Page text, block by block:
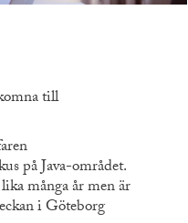
till
på Java-området.
många år men är
i Göteborg